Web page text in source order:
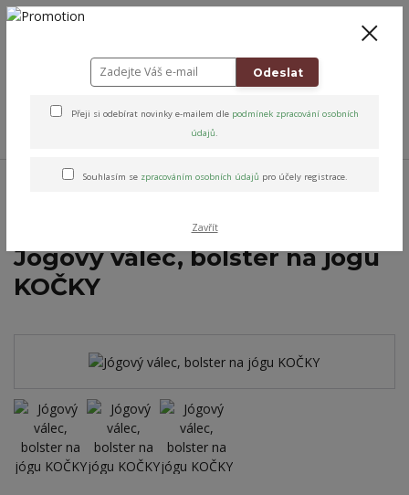
+420 778 743 310
Jóga & Pohyb Válce na jógu
Jógový válec, bolster na jógu
Jógový válec, bolster na jógu
KOČKY
Odeslat
Přeji si odebírat novinky e-mailem dle podmínek zpracování osobních
údajů.
Souhlasím se zpracováním osobních údajů pro účely registrace.
Zavřít